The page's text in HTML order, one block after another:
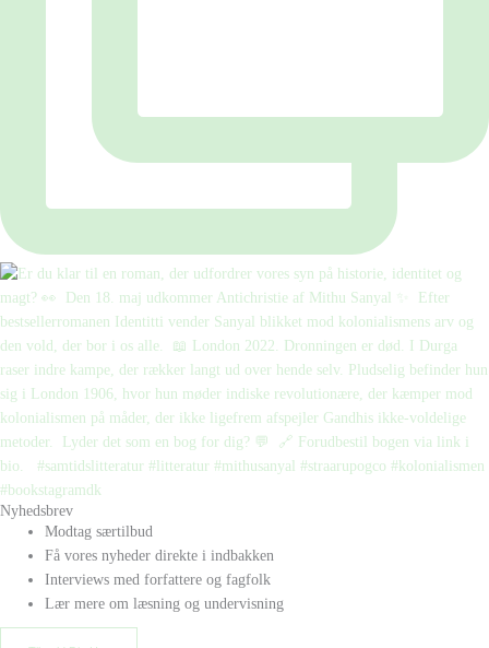
Nyhedsbrev
Modtag særtilbud
Få vores nyheder direkte i indbakken
Interviews med forfattere og fagfolk
Lær mere om læsning og undervisning